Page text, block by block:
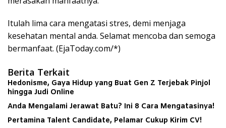
Itulah lima cara mengatasi stres, demi menjaga
kesehatan mental anda. Selamat mencoba dan semoga
bermanfaat. (EjaToday.com/*)
Berita Terkait
Hedonisme, Gaya Hidup yang Buat Gen Z Terjebak Pinjol
hingga Judi Online
Anda Mengalami Jerawat Batu? Ini 8 Cara Mengatasinya!
Pertamina Talent Candidate, Pelamar Cukup Kirim CV!